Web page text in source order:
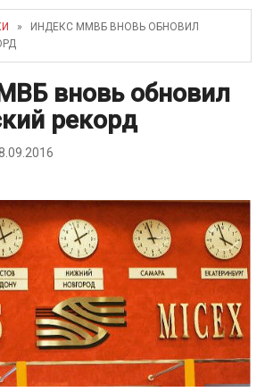
бизнеса
как защитить свой бизнес?
» ИНДЕКС ММВБ ВНОВЬ ОБНОВИЛ
вновь обновил
рекорд